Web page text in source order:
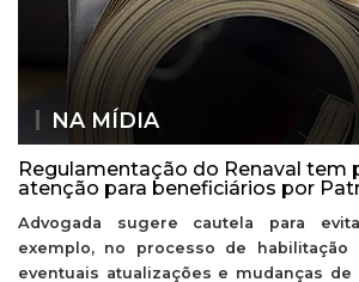
NA MÍDIA
Regulamentação do Renaval tem
atenção para beneficiários por
Advogada sugere cautela para
exemplo, no processo de habilitação
eventuais atualizações e mudanças de